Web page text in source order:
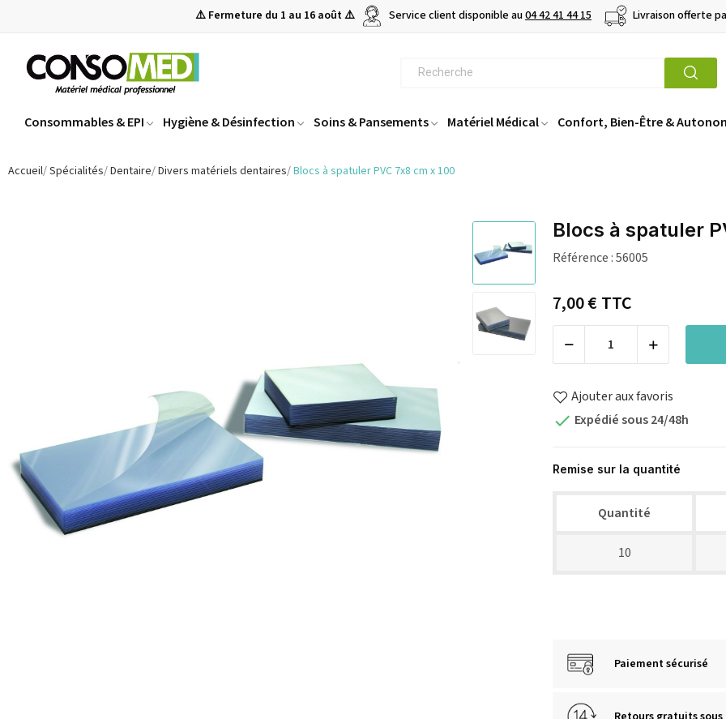
⚠️ Fermeture du 1 au 16 août ⚠️ Service client disponible au04 42 41 44 15 Livraison offerte
Consommables & EPI Hygiène & Désinfection Soins & Pansements Matériel Médical Confort, Bien-Être &
Accueil Spécialités Dentaire Divers matériels dentaires Blocs à spatuler PVC 7x8 cm x 100
Blocs à spatuler
Référence :56005
7,00 €TTC
Ajouter aux favoris
 Expédié sous 24/48h
Remise sur la quantité
Quantité
10
Paiement sécurisé